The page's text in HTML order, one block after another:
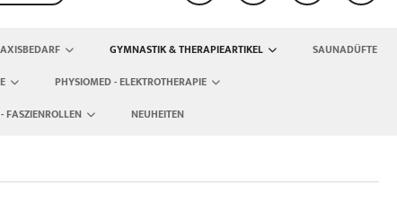
GYMNASTIK & THERAPIEARTIKEL
SAUNADÜFTE
PHYSIOMED - ELEKTROTHERAPIE
FASZIENROLLEN NEUHEITEN